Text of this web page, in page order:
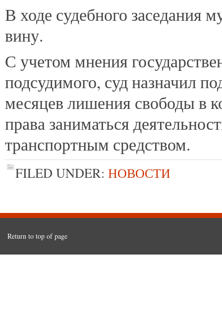
В ходе судебного заседания
вину.
С учетом мнения
подсудимого, суд назначил
месяцев лишения свободы в
права заниматься
транспортным средством.
FILED UNDER: НОВОСТИ
Return to top of page